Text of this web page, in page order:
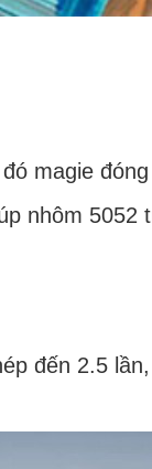
magie
nhôm
đến 2.5